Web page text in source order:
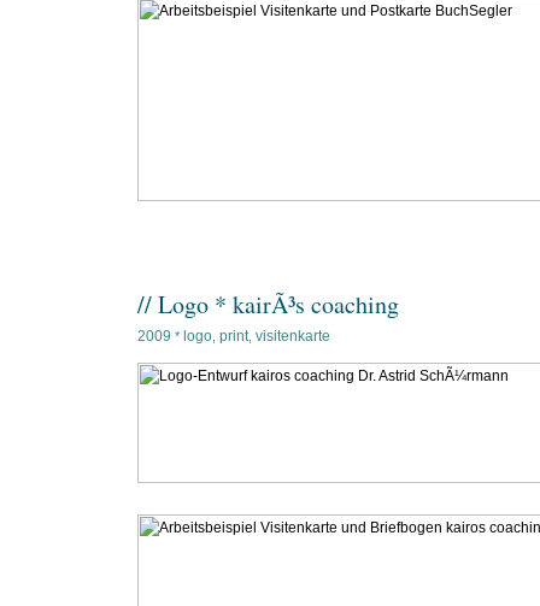
// Logo * kairÃ³s coaching
2009 * logo print visitenkarte